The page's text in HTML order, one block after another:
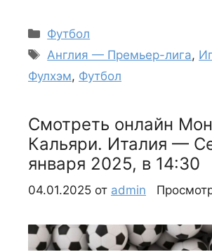
Рубрики
Футбол
Метки
Англия — Премьер-лига,
Фулхэм, Футбол
Смотреть онлайн
Кальяри. Италия —
января 2025, в 14:30
04.01.2025 от admin